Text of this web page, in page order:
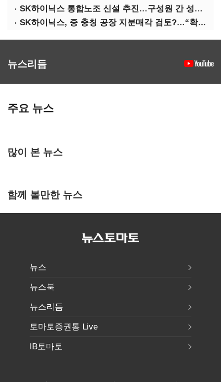
SK하이닉스 통합노조 신설 추진…구성원 간 성과급 불만 확산
SK하이닉스, 중 충칭 공장 지분매각 검토?…“확정된 바 없어”
뉴스리듬
주요 뉴스
많이 본 뉴스
함께 볼만한 뉴스
뉴스
뉴스북
뉴스리듬
토마토증권통 Live
IB토마토